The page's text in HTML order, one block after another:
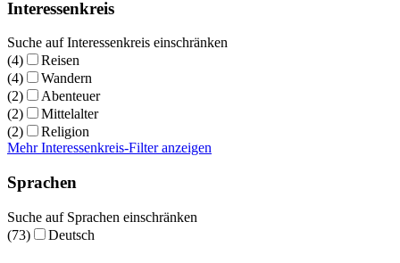
Interessenkreis
Suche auf Interessenkreis einschränken
(4)
Reisen
(4)
Wandern
(2)
Abenteuer
(2)
Mittelalter
(2)
Religion
Mehr Interessenkreis-Filter anzeigen
Sprachen
Suche auf Sprachen einschränken
(73)
Deutsch